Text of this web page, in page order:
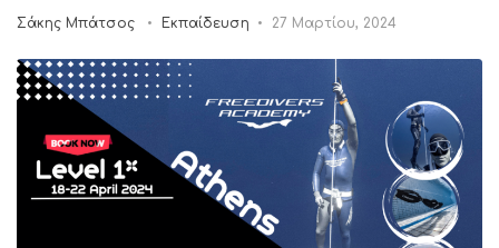
Σάκης Μπάτσος Εκπαίδευση 27 Μαρτίου, 2024